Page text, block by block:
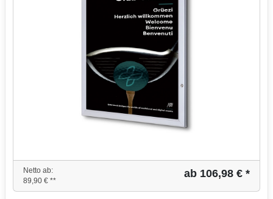
Netto ab:
89,90 € **
ab 106,98 € *